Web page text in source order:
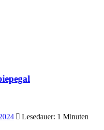
Lesedauer: 1 Minuten